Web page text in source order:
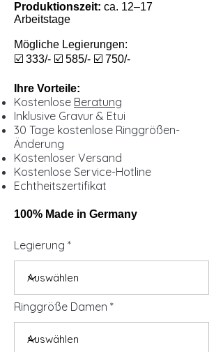
Produktionszeit: ca. 12–17
Arbeitstage
Mögliche Legierungen:
☑️ 333/- ☑️ 585/- ☑️ 750/-
Ihre Vorteile:
Kostenlose Beratung
Inklusive Gravur & Etui
30 Tage kostenlose Ringgrößen-
Änderung
Kostenloser Versand
Kostenlose Service-Hotline
Echtheitszertifikat
100% Made in Germany
Legierung
Ringgröße Damen